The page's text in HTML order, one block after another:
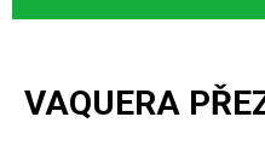
VAQUERA